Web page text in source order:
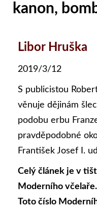
kanon,
Libor Hruška
2019/3/12
S publicistou
věnuje dějinám
podobu erbu
pravděpodobné
František Josef I.
Celý článek je v
Moderního včelaře.
Toto číslo